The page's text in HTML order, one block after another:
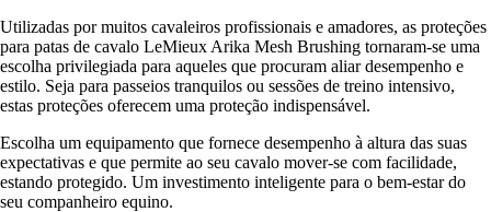
Utilizadas por muitos cavaleiros profissionais e amadores, as proteções
para patas de cavalo LeMieux Arika Mesh Brushing tornaram-se uma
escolha privilegiada para aqueles que procuram aliar desempenho e
estilo. Seja para passeios tranquilos ou sessões de treino intensivo,
estas proteções oferecem uma proteção indispensável.
Escolha um equipamento que fornece desempenho à altura das suas
expectativas e que permite ao seu cavalo mover-se com facilidade,
estando protegido. Um investimento inteligente para o bem-estar do
seu companheiro equino.